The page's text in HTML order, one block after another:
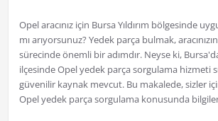
Opel aracınız için Bursa Yıldırım bölgesinde
mı arıyorsunuz? Yedek parça bulmak,
sürecinde önemli bir adımdır. Neyse ki,
ilçesinde Opel yedek parça sorgulama hizmeti
güvenilir kaynak mevcut. Bu makalede, sizler
Opel yedek parça sorgulama konusunda